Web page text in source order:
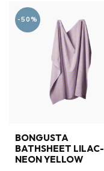
-50%
BONGUSTA
BATHSHEET LILAC-
NEON YELLOW